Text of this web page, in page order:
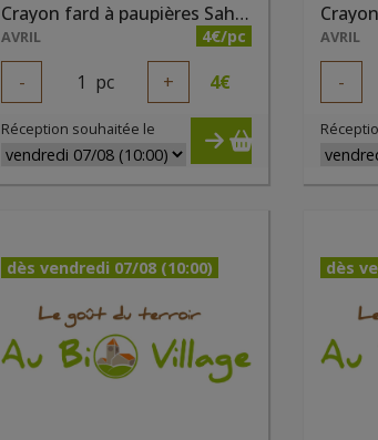
Crayon fard à paupières Sahara nacré bio
AVRIL 4€/pc
- 1 pc + 4€
Réception souhaitée le
AVRIL
-
dès vendredi 07/08 (10:00) dès